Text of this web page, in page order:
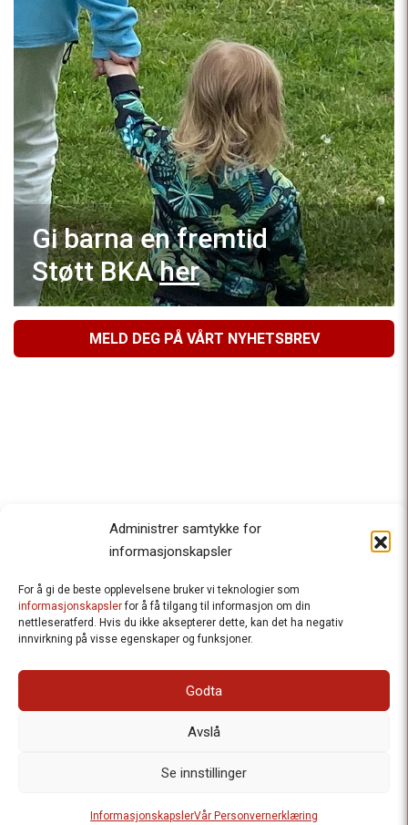
Administrer samtykke for
informasjonskapsler
For å gi de beste opplevelsene bruker vi teknologier som
informasjonskapslerfor å få tilgang til informasjon om din
nettleseratferd. Hvis du ikke aksepterer dette, kan det ha negativ
innvirkning på visse egenskaper og funksjoner.
Godta
Avslå
Se innstillinger
InformasjonskapslerVår Personvernerklæring
Gi barna en fremtid
Støtt BKAher
MELD DEG PÅ VÅRT NYHETSBREV
Besteforeldrenes klimaaksjon
Ansvarlig redaktør
: Halfdan Wiik |
: Postboks 1231 Vika, 0110 Oslo.
Organisasjonsnummer
Merete Bertheau